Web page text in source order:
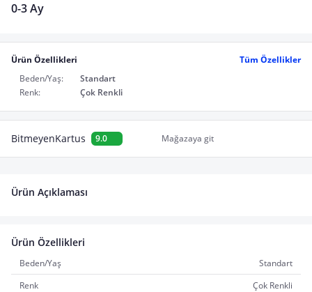
0-3 Ay
Ürün Özellikleri
Tüm Özellikler
Beden/Yaş:
Standart
Renk:
Çok Renkli
BitmeyenKartus 9.0 Mağazaya git
Ürün Açıklaması
Ürün Özellikleri
Beden/Yaş
Standart
Renk
Çok Renkli